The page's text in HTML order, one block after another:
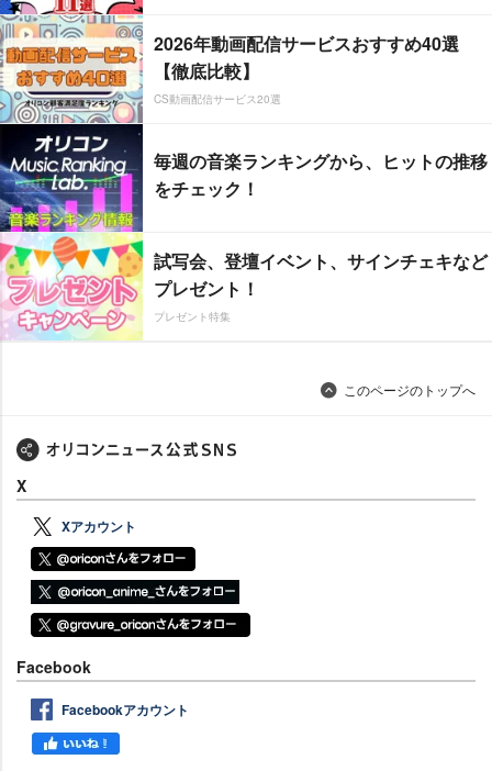
2026年動画配信サービスおすすめ40選
【徹底比較】
CS動画配信サービス20選
毎週の音楽ランキングから、ヒットの推移
をチェック！
試写会、登壇イベント、サインチェキなど
プレゼント！
プレゼント特集
このページのトップへ
X
Xアカウント
Facebook
Facebookアカウント